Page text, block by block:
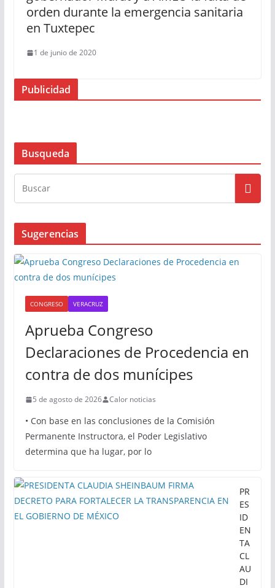
orden durante la emergencia sanitaria
en Tuxtepec
1 de junio de 2020
Publicidad
Busqueda
Sugerencias
CONGRESO VERACRUZ
Aprueba Congreso
Declaraciones de Procedencia en
contra de dos munícipes
5 de agosto de 2026 Calor noticias
• Con base en las conclusiones de la Comisión
Permanente Instructora, el Poder Legislativo
determina que ha lugar, por lo
PR
ES
ID
EN
TA
CL
AU
DI